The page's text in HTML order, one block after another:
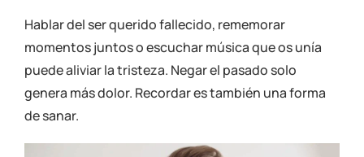
Hablar del ser querido fallecido, rememorar
momentos juntos o escuchar música que os unía
puede aliviar la tristeza. Negar el pasado solo
genera más dolor. Recordar es también una forma
de sanar.